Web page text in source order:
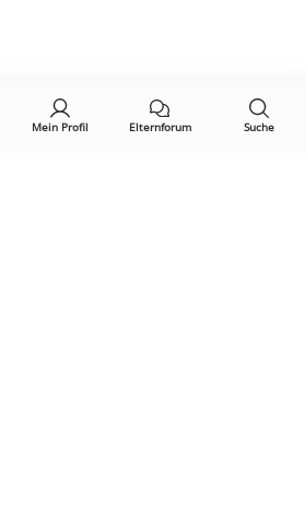
Mein Profil Elternforum Suche
rundumsbaby.de
@rundumsbaby_